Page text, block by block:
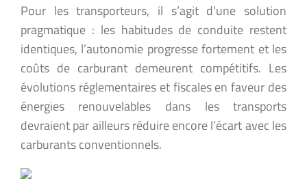
Pour les transporteurs, il s’agit d’une solution
pragmatique : les habitudes de conduite restent
identiques, l’autonomie progresse fortement et les
coûts de carburant demeurent compétitifs. Les
évolutions réglementaires et fiscales en faveur des
énergies renouvelables dans les transports
devraient par ailleurs réduire encore l’écart avec les
carburants conventionnels.